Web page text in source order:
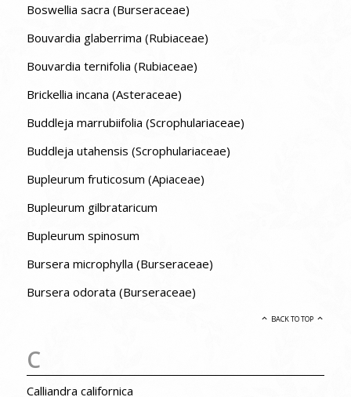
Boswellia sacra (Burseraceae)
Bouvardia glaberrima (Rubiaceae)
Bouvardia ternifolia (Rubiaceae)
Brickellia incana (Asteraceae)
Buddleja marrubiifolia (Scrophulariaceae)
Buddleja utahensis (Scrophulariaceae)
Bupleurum fruticosum (Apiaceae)
Bupleurum gilbrataricum
Bupleurum spinosum
Bursera microphylla (Burseraceae)
Bursera odorata (Burseraceae)
BACK TO TOP
C
Calliandra californica